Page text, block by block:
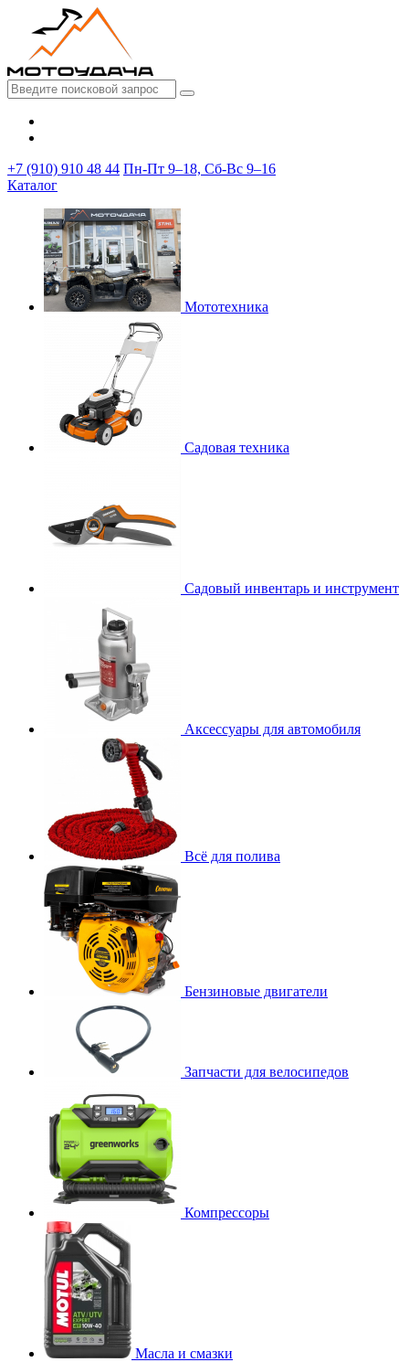
+7 (910) 910 48 44 Пн-Пт 9–18, Сб-Вс 9–16
Каталог
Мототехника
Садовая техника
Садовый инвентарь и инструмент
Аксессуары для автомобиля
Всё для полива
Бензиновые двигатели
Запчасти для велосипедов
Компрессоры
Масла и смазки